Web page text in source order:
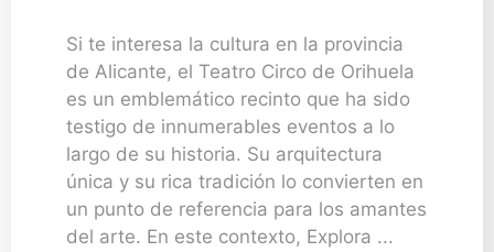
Si te interesa la cultura en la provincia
de Alicante, el Teatro Circo de Orihuela
es un emblemático recinto que ha sido
testigo de innumerables eventos a lo
largo de su historia. Su arquitectura
única y su rica tradición lo convierten en
un punto de referencia para los amantes
del arte. En este contexto, Explora ...